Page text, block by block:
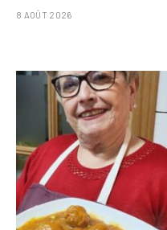
8 AOÛT 2026